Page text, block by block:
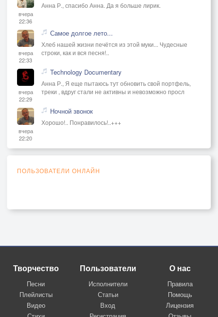
вчера
22:36
Анна Р., спасибо Анна. Да я больше лирик.
вчера
22:33
Самое долгое лето...
Хлеб нашей жизни печётся из этой муки... Чудесные
строки, как и вся песня!..
вчера
22:29
Technology Documentary
Анна Р., Я еще пытаюсь тут обновить свой портфель,
треки , вдруг стали не активны и невозможно просл
вчера
22:20
Ночной звонок
Хорошо!.. Понравилось!..+++
ПОЛЬЗОВАТЕЛИ ОНЛАЙН
Творчество
Песни
Плейлисты
Видео
Пользователи
Исполнители
Статьи
Вход
О нас
Правила
Помощь
Лицензия